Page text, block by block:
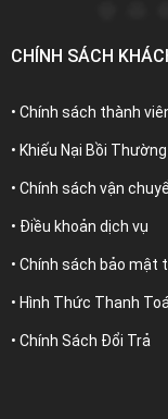
CHÍNH SÁCH
• Chính sách thành
• Khiếu Nại Bồi Thường
• Chính sách vận
• Điều khoản dịch vụ
• Chính sách bảo mật
• Hình Thức Thanh
• Chính Sách Đổi Trả